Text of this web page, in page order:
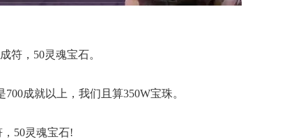
符，50灵魂宝石。
成就以上，我们且算350W宝珠。
50灵魂宝石!